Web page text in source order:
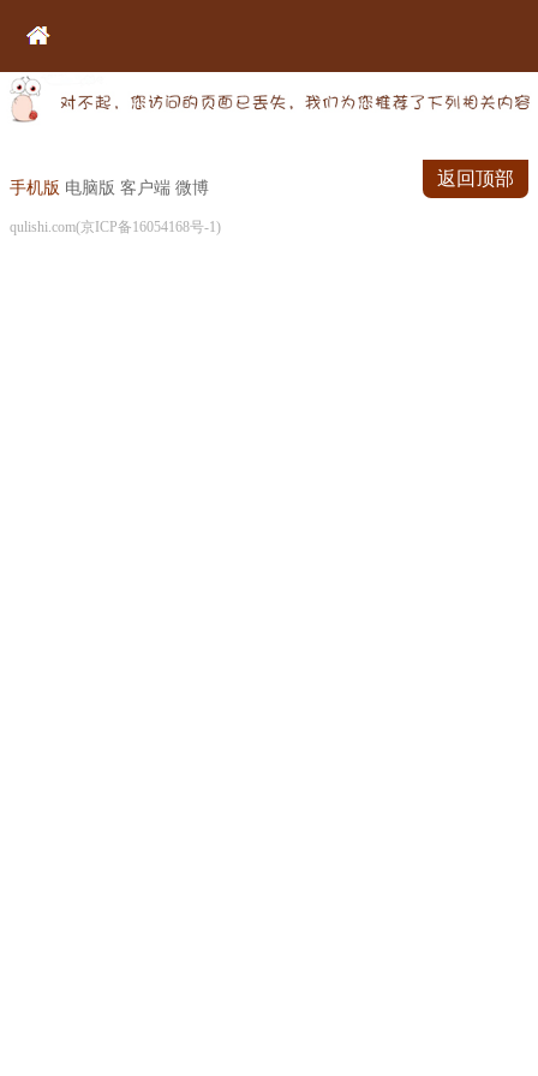
手机版 电脑版 客户端 微博
qulishi.com(京ICP备16054168号-1)
返回顶部